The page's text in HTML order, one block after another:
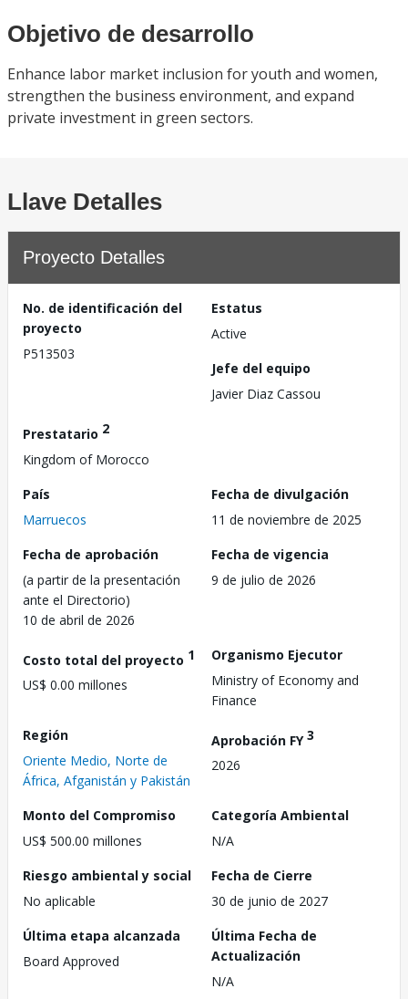
Objetivo de desarrollo
Enhance labor market inclusion for youth and women,
strengthen the business environment, and expand
private investment in green sectors.
Llave Detalles
Proyecto Detalles
No. de identificación del
proyecto
P513503
Estatus
Active
Jefe del equipo
Javier Diaz Cassou
Prestatario 2
Kingdom of Morocco
País
Marruecos
Fecha de divulgación
11 de noviembre de 2025
Fecha de aprobación
(a partir de la presentación
ante el Directorio)
10 de abril de 2026
Fecha de vigencia
9 de julio de 2026
Costo total del proyecto 1
US$ 0.00 millones
Organismo Ejecutor
Ministry of Economy and
Finance
Región
Oriente Medio, Norte de
África, Afganistán y Pakistán
Aprobación FY3
2026
Monto del Compromiso
US$ 500.00 millones
Categoría Ambiental
N/A
Riesgo ambiental y social
No aplicable
Fecha de Cierre
30 de junio de 2027
Última etapa alcanzada
Board Approved
Última Fecha de
Actualización
N/A